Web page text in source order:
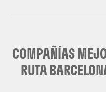
COMPAÑÍAS
RUTA